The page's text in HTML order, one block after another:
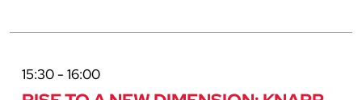
15:30 - 16:00